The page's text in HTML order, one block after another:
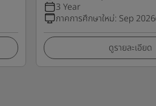
3 Year
ภาคการศึกษาใหม่: Sep 2026
ดูรายละเอียด